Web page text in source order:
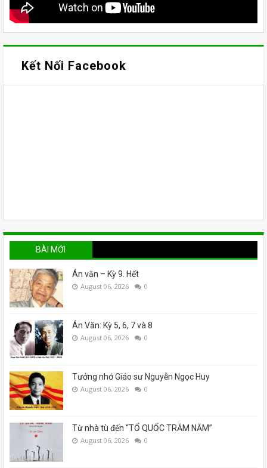
Kết Nối Facebook
BÀI MỚI
Án văn – Kỳ 9. Hết
August 06, 2026 0
Án Văn: Kỳ 5, 6, 7 và 8
August 06, 2026 0
Tưởng nhớ Giáo sư Nguyễn Ngọc Huy
August 06, 2026 0
Từ nhà tù đến “TỔ QUỐC TRĂM NĂM”
August 06, 2026 0